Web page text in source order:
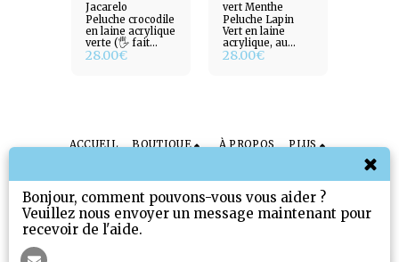
Jacarelo
Peluche crocodile
en laine acrylique
verte (🖐️ fait
main)
28.00€
vert Menthe
Peluche Lapin
Vert en laine
acrylique, au
crochet, fait main
28.00€
Droits d'auteur © 2026 Tous droits réservés
Politique de Confidentialité
ACCUEIL BOUTIQUE À PROPOS PLUS
Bonjour, comment pouvons-vous vous aider ?
Veuillez nous envoyer un message maintenant pour
recevoir de l'aide.